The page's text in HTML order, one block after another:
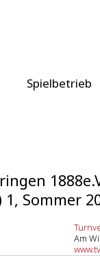
Spielbetrieb
Sommer
Am